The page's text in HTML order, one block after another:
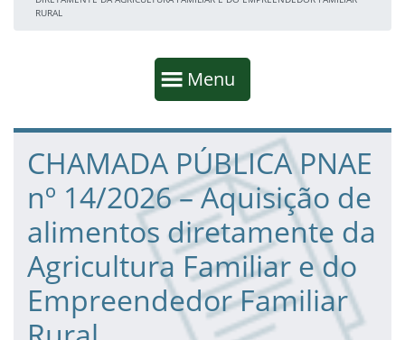
RURAL
Mostrar
Menu
Fim da navegação
Início do conteúdo
CHAMADA PÚBLICA PNAE
nº 14/2026 – Aquisição de
alimentos diretamente da
Agricultura Familiar e do
Empreendedor Familiar